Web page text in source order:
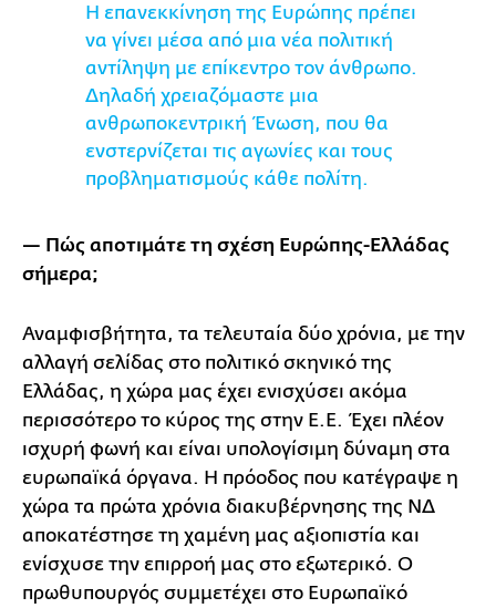
Η επανεκκίνηση της Ευρώπης πρέπει
να γίνει μέσα από μια νέα πολιτική
αντίληψη με επίκεντρο τον άνθρωπο.
Δηλαδή χρειαζόμαστε μια
ανθρωποκεντρική Ένωση, που θα
ενστερνίζεται τις αγωνίες και τους
προβληματισμούς κάθε πολίτη.
— Πώς αποτιμάτε τη σχέση Ευρώπης-Ελλάδας
σήμερα;
Αναμφισβήτητα, τα τελευταία δύο χρόνια, με την
αλλαγή σελίδας στο πολιτικό σκηνικό της
Ελλάδας, η χώρα μας έχει ενισχύσει ακόμα
περισσότερο το κύρος της στην Ε.Ε. Έχει πλέον
ισχυρή φωνή και είναι υπολογίσιμη δύναμη στα
ευρωπαϊκά όργανα. Η πρόοδος που κατέγραψε η
χώρα τα πρώτα χρόνια διακυβέρνησης της ΝΔ
αποκατέστησε τη χαμένη μας αξιοπιστία και
ενίσχυσε την επιρροή μας στο εξωτερικό. Ο
πρωθυπουργός συμμετέχει στο Ευρωπαϊκό